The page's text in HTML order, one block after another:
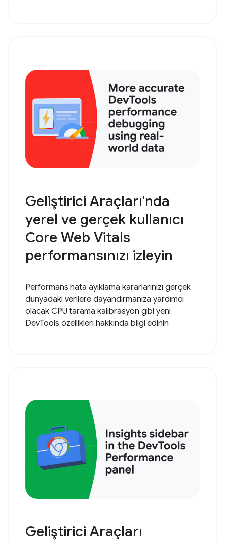
Geliştirici Araçları'nda
yerel ve gerçek kullanıcı
Core Web Vitals
performansınızı izleyin
Performans hata ayıklama kararlarınızı gerçek
dünyadaki verilere dayandırmanıza yardımcı
olacak CPU tarama kalibrasyon gibi yeni
DevTools özellikleri hakkında bilgi edinin
Geliştirici Araçları